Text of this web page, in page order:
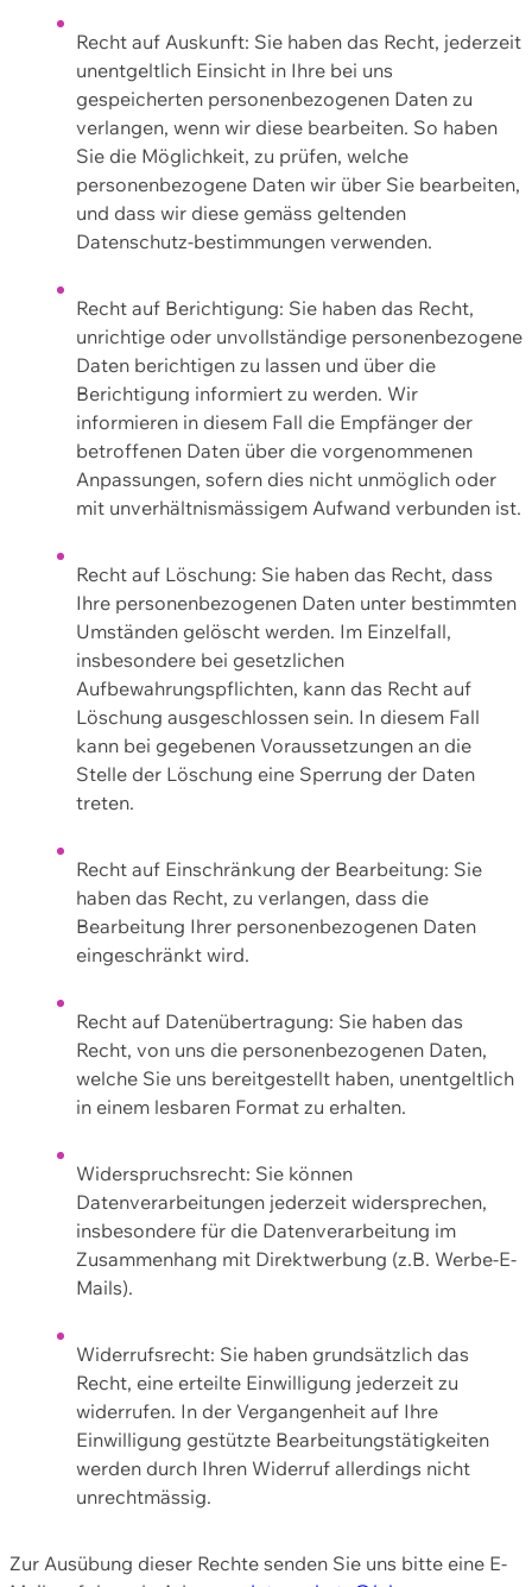
Recht auf Auskunft: Sie haben das Recht, jederzeit
unentgeltlich Einsicht in Ihre bei uns
gespeicherten personenbezogenen Daten zu
verlangen, wenn wir diese bearbeiten. So haben
Sie die Möglichkeit, zu prüfen, welche
personenbezogene Daten wir über Sie bearbeiten,
und dass wir diese gemäss geltenden
Datenschutz-bestimmungen verwenden.
Recht auf Berichtigung: Sie haben das Recht,
unrichtige oder unvollständige personenbezogene
Daten berichtigen zu lassen und über die
Berichtigung informiert zu werden. Wir
informieren in diesem Fall die Empfänger der
betroffenen Daten über die vorgenommenen
Anpassungen, sofern dies nicht unmöglich oder
mit unverhältnismässigem Aufwand verbunden ist.
Recht auf Löschung: Sie haben das Recht, dass
Ihre personenbezogenen Daten unter bestimmten
Umständen gelöscht werden. Im Einzelfall,
insbesondere bei gesetzlichen
Aufbewahrungspflichten, kann das Recht auf
Löschung ausgeschlossen sein. In diesem Fall
kann bei gegebenen Voraussetzungen an die
Stelle der Löschung eine Sperrung der Daten
treten.
Recht auf Einschränkung der Bearbeitung: Sie
haben das Recht, zu verlangen, dass die
Bearbeitung Ihrer personenbezogenen Daten
eingeschränkt wird.
Recht auf Datenübertragung: Sie haben das
Recht, von uns die personenbezogenen Daten,
welche Sie uns bereitgestellt haben, unentgeltlich
in einem lesbaren Format zu erhalten.
Widerspruchsrecht: Sie können
Datenverarbeitungen jederzeit widersprechen,
insbesondere für die Datenverarbeitung im
Zusammenhang mit Direktwerbung (z.B. Werbe-E-
Mails).
Widerrufsrecht: Sie haben grundsätzlich das
Recht, eine erteilte Einwilligung jederzeit zu
widerrufen. In der Vergangenheit auf Ihre
Einwilligung gestützte Bearbeitungstätigkeiten
werden durch Ihren Widerruf allerdings nicht
unrechtmässig.
Zur Ausübung dieser Rechte senden Sie uns bitte eine E-